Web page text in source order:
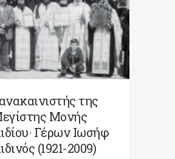
της
Μονής
Γέρων Ιωσήφ
(1921-2009)